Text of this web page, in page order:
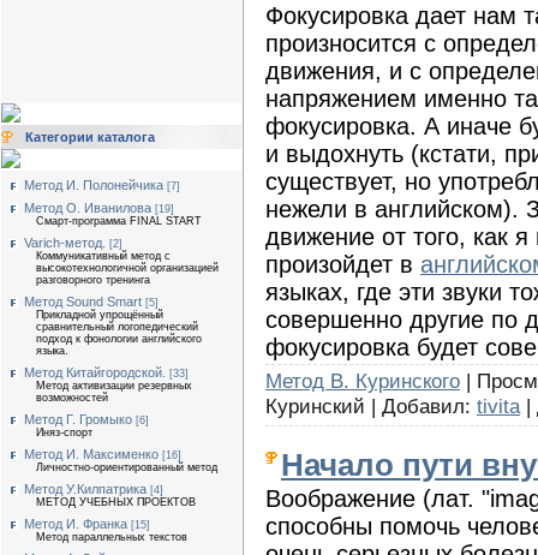
Категории каталога
Метод И. Полонейчика [7]
Метод О. Иванилова [19]
Смарт-программа FINAL START
Varich-метод.
[2]
Коммуникативный метод с
высокотехнологичной организацией
разговорного тренинга
Метод Sound Smart [5]
Прикладной упрощённый
сравнительный логопедический
подход к фонологии английского
языка.
Метод Китайгородской.
[33]
Метод активизации резервных
возможностей
Метод Г. Громыко [6]
Иняз-спорт
Метод И. Максименко [16]
Личностно-ориентированный метод
Метод У.Килпатрика [4]
МЕТОД УЧЕБНЫХ ПРОЕКТОВ
Метод И. Франка [15]
Метод параллельных текстов
Фокусировка дает нам
произносится с
движения, и с
напряжением именно
фокусировка. А иначе
и выдохнуть (кстати,
существует, но
нежели в английском).
движение от того, как
произойдет в
языках, где эти звуки
совершенно другие по
фокусировка будет
Метод В. Куринского |
Куринский | Добавил: tivita |
Начало пути
Воображение (лат.
способны помочь